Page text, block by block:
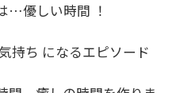
…優しい時間 ！
持ち になるエピソード